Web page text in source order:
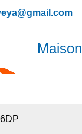
Maison